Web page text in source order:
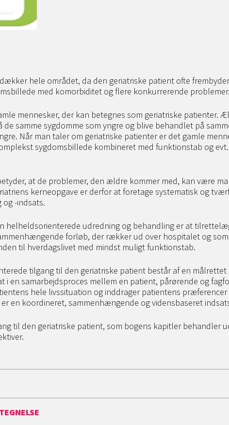
hele området, da den geriatriske patient ofte
med komorbiditet og flere konkurrerende problemer.
mennesker, der kan betegnes som geriatriske patienter.
de samme sygdomme som yngre og blive behandlet på
Når man taler om geriatriske patienter er det gamle
sygdomsbillede kombineret med funktionstab og
at de problemer, den ældre kommer med, kan være
kerneopgave er derfor at foretage systematisk og
-indsats.
helheldsorienterede udredning og behandling er at
forløb, der rækker ud over hospitalet og
til hverdagslivet med mindst muligt funktionstab.
tilgang til den geriatriske patient består af en målrettet
i en samarbejdsproces mellem en patient, pårørende og
hele livssituation og inddrager patientens præferencer
en koordineret, sammenhængende og vidensbaseret
til den geriatriske patient, som bogens kapitler behandler